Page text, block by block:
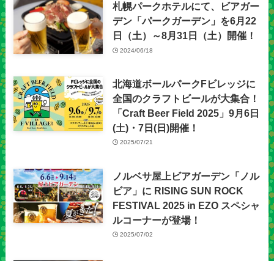
札幌パークホテルにて、ビアガー
デン「パークガーデン」を6月22
日（土）～8月31日（土）開催！
2024/06/18
北海道ボールパークFビレッジに
全国のクラフトビールが大集合！
「Craft Beer Field 2025」9月6日
(土)・7日(日)開催！
2025/07/21
ノルベサ屋上ビアガーデン「ノル
ビア」に RISING SUN ROCK
FESTIVAL 2025 in EZO スペシャ
ルコーナーが登場！
2025/07/02